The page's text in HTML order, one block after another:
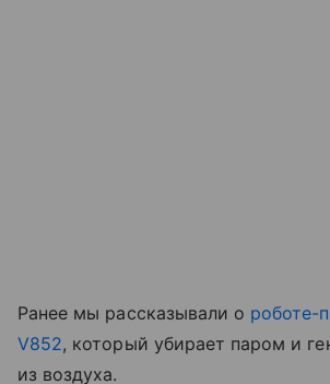
Ранее мы рассказывали о роботе-
V852, который убирает паром и
из воздуха.